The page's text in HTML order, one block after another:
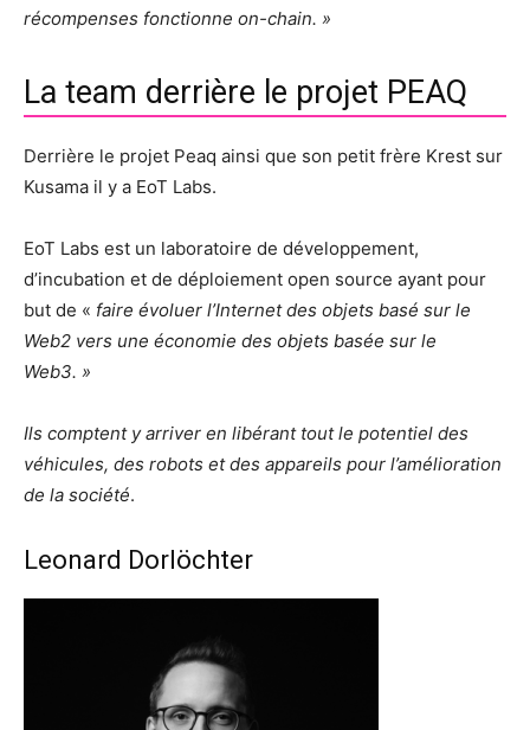
récompenses fonctionne on-chain. »
La team derrière le projet PEAQ
Derrière le projet Peaq ainsi que son petit frère Krest sur
Kusama il y a EoT Labs.
EoT Labs est un laboratoire de développement,
d’incubation et de déploiement open source ayant pour
but de « faire évoluer l’Internet des objets basé sur le
Web2 vers une économie des objets basée sur le
Web3. »
Ils comptent y arriver en libérant tout le potentiel des
véhicules, des robots et des appareils pour l’amélioration
de la société.
Leonard Dorlöchter